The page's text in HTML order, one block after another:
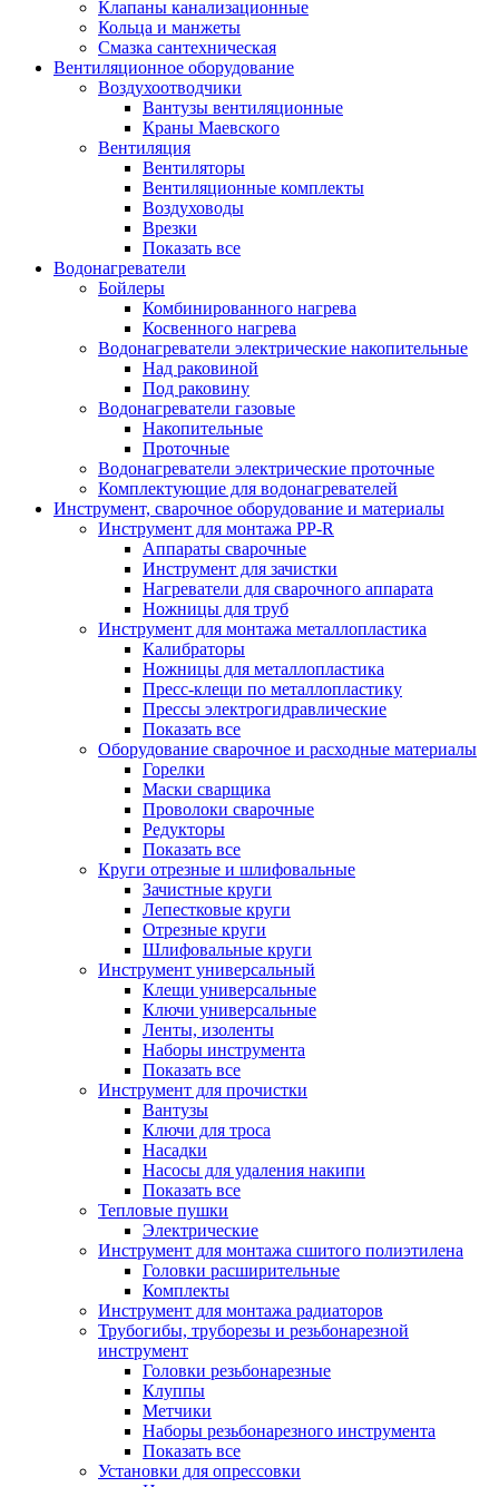
Клапаны канализационные
Кольца и манжеты
Смазка сантехническая
Вентиляционное оборудование
Воздухоотводчики
Вантузы вентиляционные
Краны Маевского
Вентиляция
Вентиляторы
Вентиляционные комплекты
Воздуховоды
Врезки
Показать все
Водонагреватели
Бойлеры
Комбинированного нагрева
Косвенного нагрева
Водонагреватели электрические накопительные
Над раковиной
Под раковину
Водонагреватели газовые
Накопительные
Проточные
Водонагреватели электрические проточные
Комплектующие для водонагревателей
Инструмент, сварочное оборудование и материалы
Инструмент для монтажа PP-R
Аппараты сварочные
Инструмент для зачистки
Нагреватели для сварочного аппарата
Ножницы для труб
Инструмент для монтажа металлопластика
Калибраторы
Ножницы для металлопластика
Пресс-клещи по металлопластику
Прессы электрогидравлические
Показать все
Оборудование сварочное и расходные материалы
Горелки
Маски сварщика
Проволоки сварочные
Редукторы
Показать все
Круги отрезные и шлифовальные
Зачистные круги
Лепестковые круги
Отрезные круги
Шлифовальные круги
Инструмент универсальный
Клещи универсальные
Ключи универсальные
Ленты, изоленты
Наборы инструмента
Показать все
Инструмент для прочистки
Вантузы
Ключи для троса
Насадки
Насосы для удаления накипи
Показать все
Тепловые пушки
Электрические
Инструмент для монтажа сшитого полиэтилена
Головки расширительные
Комплекты
Инструмент для монтажа радиаторов
Трубогибы, труборезы и резьбонарезной
инструмент
Головки резьбонарезные
Клуппы
Метчики
Наборы резьбонарезного инструмента
Показать все
Установки для опрессовки